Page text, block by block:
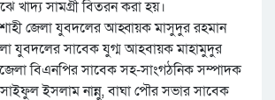
খাদ্য সামগ্রী বিতরন করা হয়।
জেলা যুবদলের আহ্বায়ক মাসুদুর রহমান
যুবদলের সাবেক যুগ্ম আহবায়ক মাহামুদুর
বিএনপির সাবেক সহ-সাংগঠনিক সম্পাদক
ইসলাম নান্নু, বাঘা পৌর সভার সাবেক